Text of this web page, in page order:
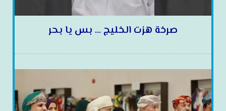
صرخة هزت الخليج … بس يا بحر